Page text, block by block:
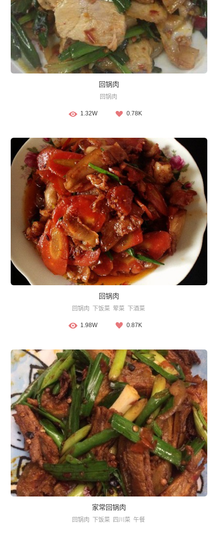
回锅肉
回锅肉
1.32W 0.78K
回锅肉
回锅肉 下饭菜 荤菜 下酒菜
1.98W 0.87K
家常回锅肉
回锅肉 下饭菜 四川菜 午餐